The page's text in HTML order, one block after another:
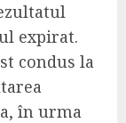
expirat.
condus la
în urma